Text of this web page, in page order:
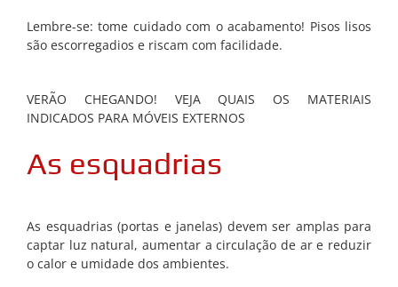
Lembre-se: tome cuidado com o acabamento! Pisos lisos
são escorregadios e riscam com facilidade.
VERÃO CHEGANDO! VEJA QUAIS OS MATERIAIS
INDICADOS PARA MÓVEIS EXTERNOS
As esquadrias
As esquadrias (portas e janelas) devem ser amplas para
captar luz natural, aumentar a circulação de ar e reduzir
o calor e umidade dos ambientes.